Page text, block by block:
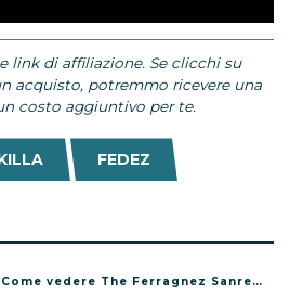
link di affiliazione. Se clicchi su
acquisto, potremmo ricevere una
costo aggiuntivo per te.
FEDEZ
Come vedere The Ferragnez Sanremo Special senza abbonamento Prime